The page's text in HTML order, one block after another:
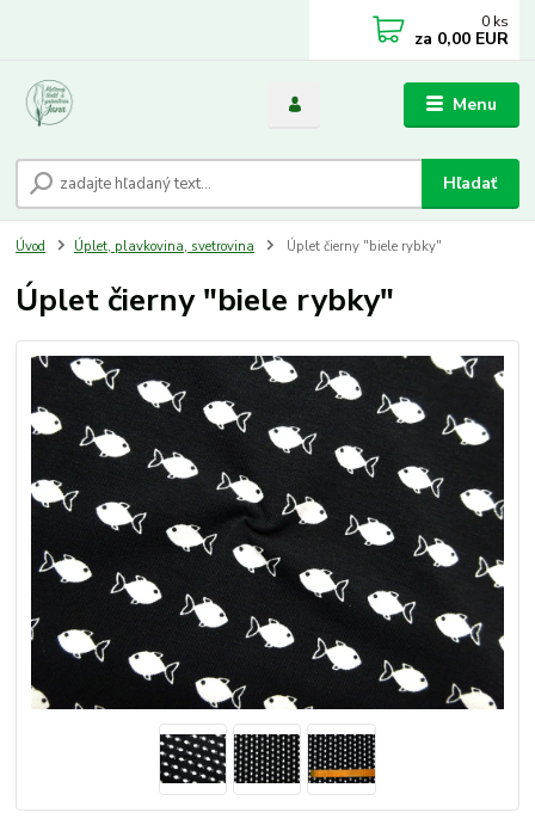
Menu
Hľadať
0 ks
za 0,00 EUR
Úvod Úplet, plavkovina, svetrovina Úplet čierny "biele rybky"
Úplet čierny "biele rybky"